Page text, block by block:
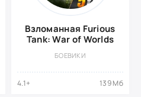
Взломанная Furious
Tank: War of Worlds
БОЕВИКИ
4.1+ 139 Мб